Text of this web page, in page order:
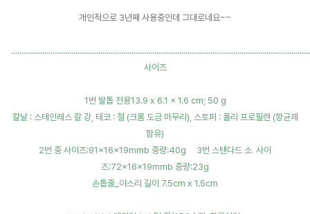
개인적으로 3년째 사용중인데 그대로네요~~
사이즈
1번 발톱 전용‎13.9 x 6.1 x 1.6 cm; 50 g
칼날 : 스테인레스 칼 강, 테코 : 철 (크롬 도금 마무리), 스토퍼 : 폴리 프로필렌 (항균제
함유)
2번 중 사이즈:91×16×19mmb 중량:40g 3번 스탠다드 소 사이
즈:72×16×19mmb 중량:23g
손톱줄_야스리 길이 7.5cm x 1.5cm